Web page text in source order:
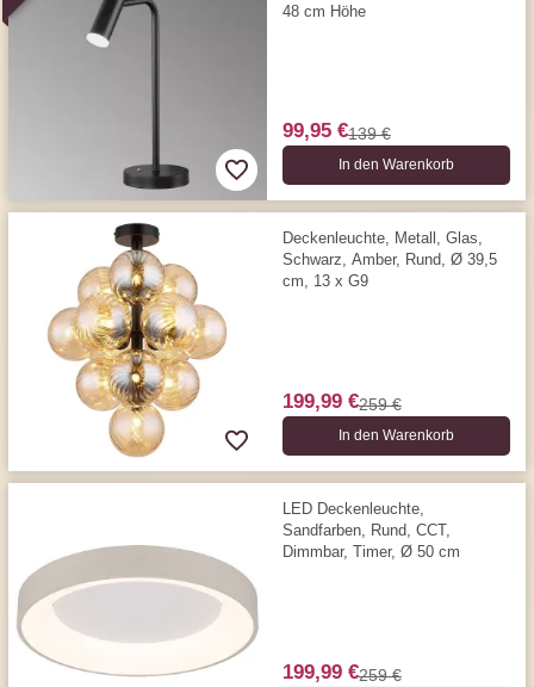
48 cm Höhe
99,95 €139 €
In den Warenkorb
Deckenleuchte, Metall, Glas,
Schwarz, Amber, Rund, Ø 39,5
cm, 13 x G9
199,99 €259 €
In den Warenkorb
LED Deckenleuchte,
Sandfarben, Rund, CCT,
Dimmbar, Timer, Ø 50 cm
199,99 €259 €